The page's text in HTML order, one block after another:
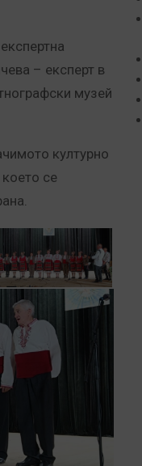
– експерт в
музей
културно
се